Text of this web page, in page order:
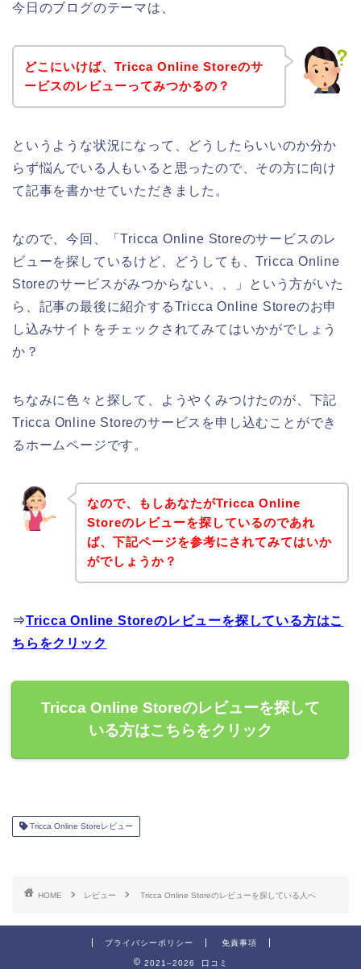
今日のブログのテーマは、
どこにいけば、Tricca Online Storeのサ
ービスのレビューってみつかるの？
というような状況になって、どうしたらいいのか分か
らず悩んでいる人もいると思ったので、その方に向け
て記事を書かせていただきました。
なので、今回、「Tricca Online Storeのサービスのレ
ビューを探しているけど、どうしても、Tricca Online
Storeのサービスがみつからない、、」という方がいた
ら、記事の最後に紹介するTricca Online Storeのお申
し込みサイトをチェックされてみてはいかがでしょう
か？
ちなみに色々と探して、ようやくみつけたのが、下記
Tricca Online Storeのサービスを申し込むことができ
るホームページです。
なので、もしあなたがTricca Online
Storeのレビューを探しているのであれ
ば、下記ページを参考にされてみてはいか
がでしょうか？
⇒Tricca Online Storeのレビューを探している方はこ
ちらをクリック
Tricca Online Storeのレビューを探して
いる方はこちらをクリック
Tricca Online Storeレビュー
HOME レビュー Tricca Online Storeのレビューを探している人へ
プライバシーポリシー 免責事項
2021–2026 口コミ